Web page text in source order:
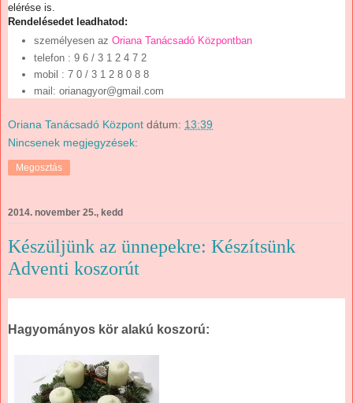
elérése is.
Rendelésedet leadhatod:
személyesen az Oriana Tanácsadó Központban
telefon : 9 6 / 3 1 2 4 7 2
mobil : 7 0 / 3 1 2 8 0 8 8
mail: orianagyor@gmail.com
Oriana Tanácsadó Központ dátum: 13:39
Nincsenek megjegyzések:
Megosztás
2014. november 25., kedd
Készüljünk az ünnepekre: Készítsünk
Adventi koszorút
Hagyományos kör alakú koszorú: